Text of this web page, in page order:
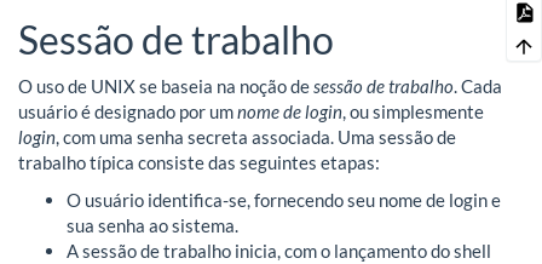
Sessão de trabalho
O uso de UNIX se baseia na noção desessão de trabalho. Cada
usuário é designado por umnome de login, ou simplesmente
login, com uma senha secreta associada. Uma sessão de
trabalho típica consiste das seguintes etapas:
O usuário identifica-se, fornecendo seu nome de login e
sua senha ao sistema.
A sessão de trabalho inicia, com o lançamento do shell